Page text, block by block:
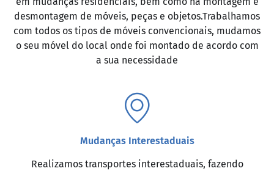
desmontagem de móveis, peças e objetos.Trabalhamos
com todos os tipos de móveis convencionais, mudamos
o seu móvel do local onde foi montado de acordo com
a sua necessidade
Mudanças Interestaduais
Realizamos transportes interestaduais, fazendo